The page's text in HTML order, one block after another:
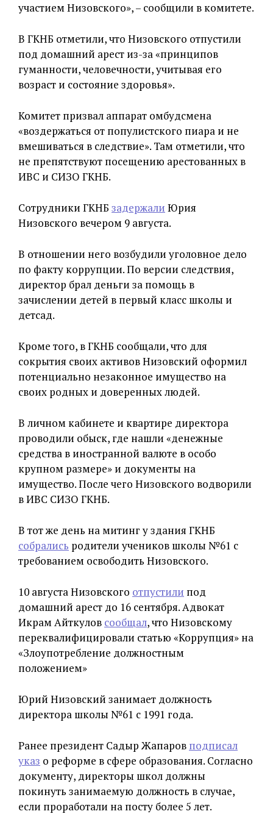
участием Низовского», – сообщили в комитете.
В ГКНБ отметили, что Низовского отпустили
под домашний арест из-за «принципов
гуманности, человечности, учитывая его
возраст и состояние здоровья».
Комитет призвал аппарат омбудсмена
«воздержаться от популистского пиара и не
вмешиваться в следствие». Там отметили, что
не препятствуют посещению арестованных в
ИВС и СИЗО ГКНБ.
Сотрудники ГКНБ задержали Юрия
Низовского вечером 9 августа.
В отношении него возбудили уголовное дело
по факту коррупции. По версии следствия,
директор брал деньги за помощь в
зачислении детей в первый класс школы и
детсад.
Кроме того, в ГКНБ сообщали, что для
сокрытия своих активов Низовский оформил
потенциально незаконное имущество на
своих родных и доверенных людей.
В личном кабинете и квартире директора
проводили обыск, где нашли «денежные
средства в иностранной валюте в особо
крупном размере» и документы на
имущество. После чего Низовского водворили
в ИВС СИЗО ГКНБ.
В тот же день на митинг у здания ГКНБ
собрались родители учеников школы №61 с
требованием освободить Низовского.
10 августа Низовского отпустили под
домашний арест до 16 сентября. Адвокат
Икрам Айткулов сообщал, что Низовскому
переквалифицировали статью «Коррупция» на
«Злоупотребление должностным
положением»
Юрий Низовский занимает должность
директора школы №61 с 1991 года.
Ранее президент Садыр Жапаров подписал
указ о реформе в сфере образования. Согласно
документу, директоры школ должны
покинуть занимаемую должность в случае,
если проработали на посту более 5 лет.